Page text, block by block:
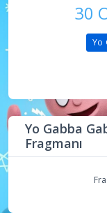
30
Yo
Yo Gabba
Fragmanı